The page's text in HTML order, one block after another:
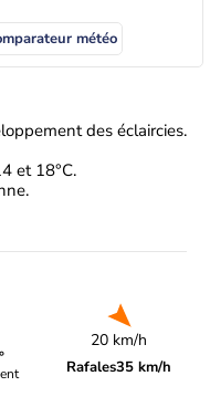
météo
des éclaircies.
et 18°C.
20 km/h
Rafales35 km/h